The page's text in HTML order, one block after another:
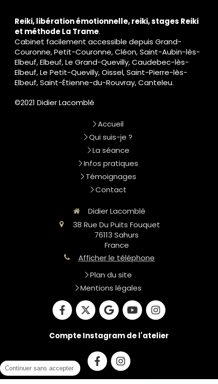
Reiki, libération émotionnelle, reiki, stages Reiki
et méthode La Trame.
Cabinet facilement accessible depuis Grand-
Couronne, Petit-Couronne, Cléon, Saint-Aubin-lès-
Elbeuf, Elbeuf, Le Grand-Quevilly, Caudebec-lès-
Elbeuf, Le Petit-Quevilly, Oissel, Saint-Pierre-lès-
Elbeuf, Saint-Étienne-du-Rouvray, Canteleu.
©2021 Didier Lacomblé
Accueil
Qui suis-je ?
La séance
Infos pratiques
Témoignages
Contact
Didier Lacomblé
38 Rue Du Puits Fouquet
76113 Sahurs
France
Afficher le téléphone
Plan du site
Mentions légales
Compte Instagram de l'atelier
Continuer sans accepter